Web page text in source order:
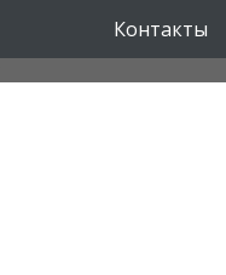
Контакты